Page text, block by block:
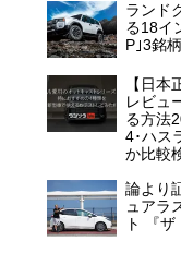
ランド
る18イ
P｣3銘
【日
レビュ
る方法
4･ハス
か比較
論より
ュアラ
ト 『